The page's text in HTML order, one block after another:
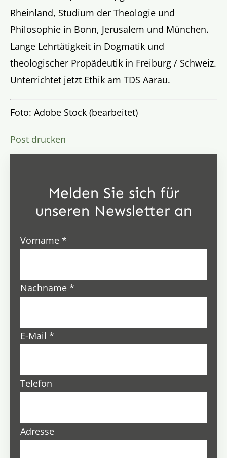
Rheinland, Studium der Theologie und
Philosophie in Bonn, Jerusalem und München.
Lange Lehrtätigkeit in Dogmatik und
theologischer Propädeutik in Freiburg / Schweiz.
Unterrichtet jetzt Ethik am TDS Aarau.
Foto: Adobe Stock (bearbeitet)
Post drucken
Melden Sie sich für
unseren Newsletter an
Vorname*
Nachname*
E-Mail*
Telefon
Adresse